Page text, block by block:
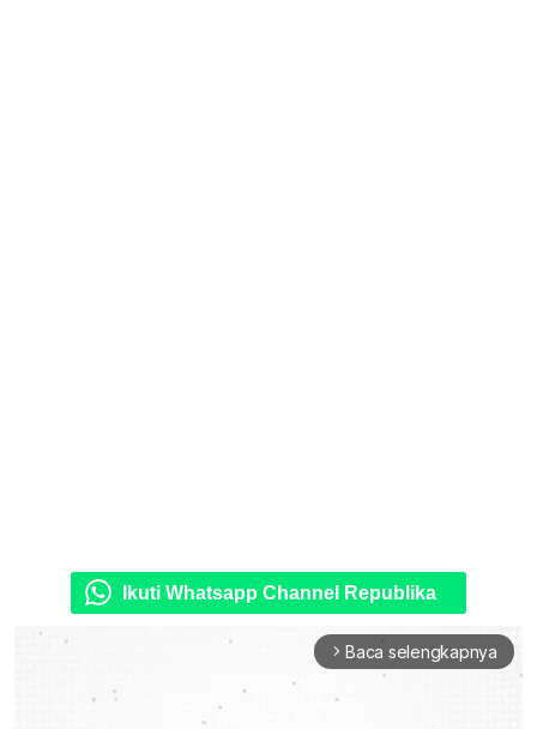
Ikuti Whatsapp Channel Republika
arrow_forward_ios Baca selengkapnya